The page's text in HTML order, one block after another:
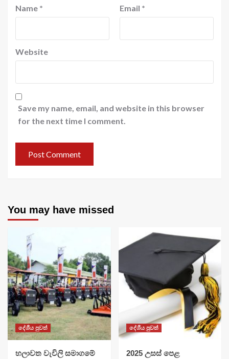
Name * Email *
Website
Save my name, email, and website in this browser
for the next time I comment.
You may have missed
දේශීය පුවත්
හලාවත වැවිලි සමාගමේ
දේශීය පුවත්
​2025 උසස් පෙළ